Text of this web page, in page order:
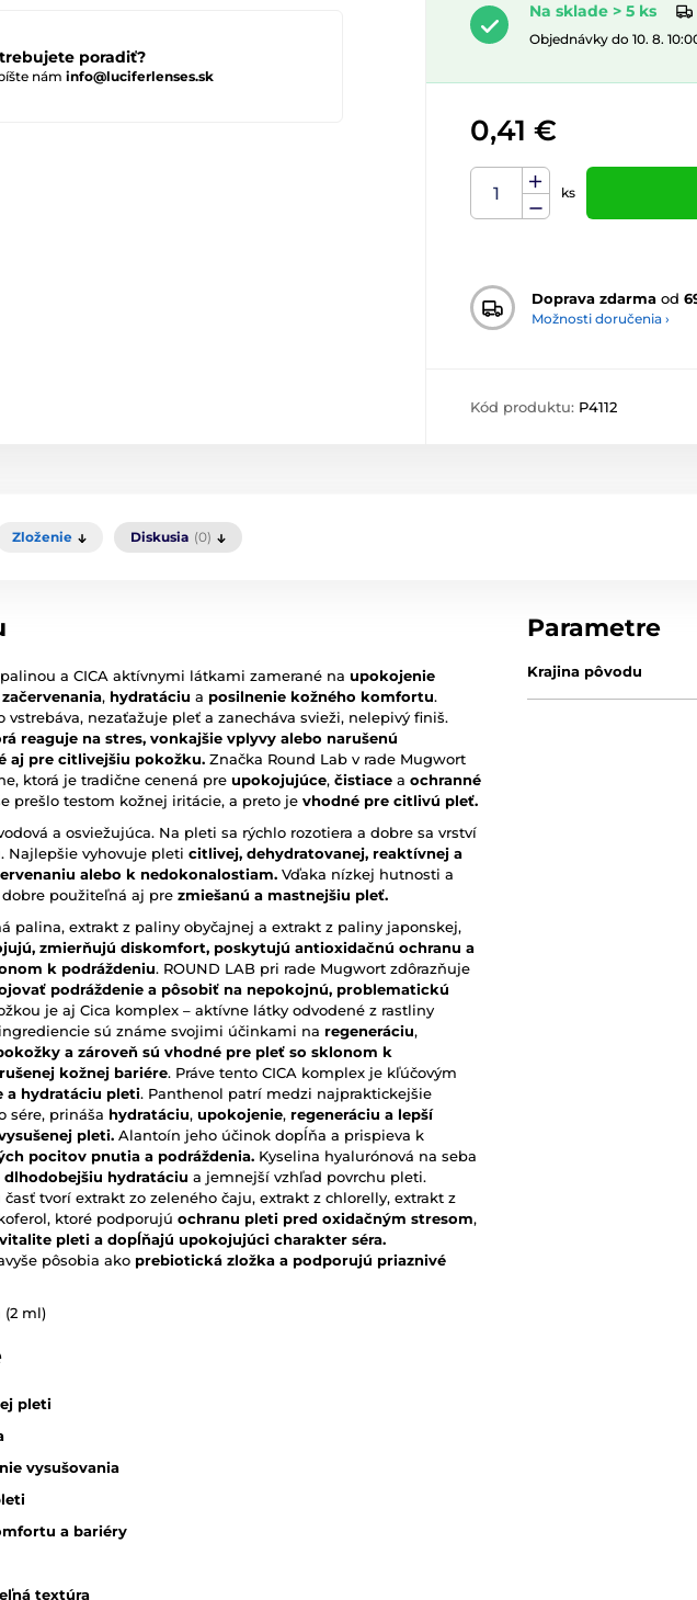
poradiť?
nám info@luciferlenses.sk
Na sklade > 5 ks
Objednávky do 10. 8.
0,41 €
ks
Doprava zdarma od
Možnosti doručenia ›
Kód produktu: P4112
Zloženie Diskusia (0)
a CICA aktívnymi látkami zamerané na upokojenie
, hydratáciu a posilnenie kožného komfortu.
vstrebáva, nezaťažuje pleť a zanecháva svieži, nelepivý finiš.
reaguje na stres, vonkajšie vplyvy alebo narušenú
aj pre citlivejšiu pokožku. Značka Round Lab v rade Mugwort
ktorá je tradične cenená pre upokojujúce, čistiace a ochranné
prešlo testom kožnej iritácie, a preto je vhodné pre citlivú pleť.
a osviežujúca. Na pleti sa rýchlo rozotiera a dobre sa vrství
Najlepšie vyhovuje pleti citlivej, dehydratovanej, reaktívnej a
alebo k nedokonalostiam. Vďaka nízkej hutnosti a
použiteľná aj pre zmiešanú a mastnejšiu pleť.
palina, extrakt z paliny obyčajnej a extrakt z paliny japonskej,
zmierňujú diskomfort, poskytujú antioxidačnú ochranu a
k podráždeniu. ROUND LAB pri rade Mugwort zdôrazňuje
podráždenie a pôsobiť na nepokojnú, problematickú
je aj Cica komplex – aktívne látky odvodené z rastliny
sú známe svojimi účinkami na regeneráciu,
a zároveň sú vhodné pre pleť so sklonom k
kožnej bariére. Práve tento CICA komplex je kľúčovým
a hydratáciu pleti. Panthenol patrí medzi najpraktickejšie
sére, prináša hydratáciu, upokojenie, regeneráciu a lepší
pleti. Alantoín jeho účinok dopĺňa a prispieva k
pocitov pnutia a podráždenia. Kyselina hyalurónová na seba
dlhodobejšiu hydratáciu a jemnejší vzhľad povrchu pleti.
tvorí extrakt zo zeleného čaju, extrakt z chlorelly, extrakt z
ktoré podporujú ochranu pleti pred oxidačným stresom,
pleti a dopĺňajú upokojujúci charakter séra.
pôsobia ako prebiotická zložka a podporujú priaznivé
(2 ml)
pleti
vysušovania
a bariéry
textúra
Parametre
Krajina pôvodu